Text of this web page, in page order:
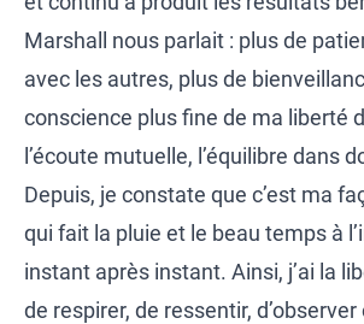
Marshall nous parlait : plus de
avec les autres, plus de
conscience plus fine de ma liberté
l’écoute mutuelle, l’équilibre dans
Depuis, je constate que c’est ma
qui fait la pluie et le beau temps à
instant après instant. Ainsi, j’ai la
de respirer, de ressentir, d’observer